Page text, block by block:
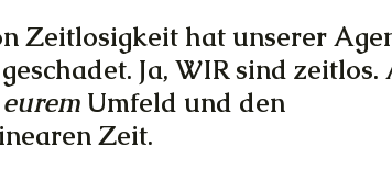
Zeitlosigkeit hat unserer
Ja, WIR sind zeitlos.
eurem Umfeld und den
Zeit.